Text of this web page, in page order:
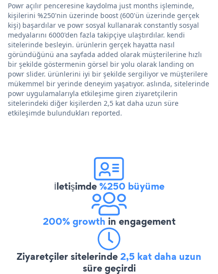
Powr açılır penceresine kaydolma just months işleminde,
kişilerini %250'nin üzerinde boost (600'ün üzerinde gerçek
kişi) başardılar ve powr sosyal kullanarak constantly sosyal
medyalarını 6000'den fazla takipçiye ulaştırdılar. kendi
sitelerinde besleyin. ürünlerin gerçek hayatta nasıl
göründüğünü ana sayfada added olarak müşterilerine hızlı
bir şekilde göstermenin görsel bir yolu olarak landing on
powr slider. ürünlerini iyi bir şekilde sergiliyor ve müşterilere
mükemmel bir yerinde deneyim yaşatıyor. aslında, sitelerinde
powr uygulamalarıyla etkileşime giren ziyaretçilerin
sitelerindeki diğer kişilerden 2,5 kat daha uzun süre
etkileşimde bulundukları reported.
İletişimde%250 büyüme
200% growth in engagement
Ziyaretçiler sitelerinde2,5 kat daha uzun
süre geçirdi